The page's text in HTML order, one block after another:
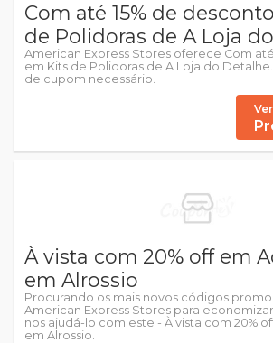
Com até 15% de
de Polidoras de A Loja
American Express Stores oferece Com
em Kits de Polidoras de A Loja do
de cupom necessário.
À vista com 20% off em
em Alrossio
Procurando os mais novos códigos
American Express Stores para
nos ajudá-lo com este - À vista com 20%
em Alrossio.